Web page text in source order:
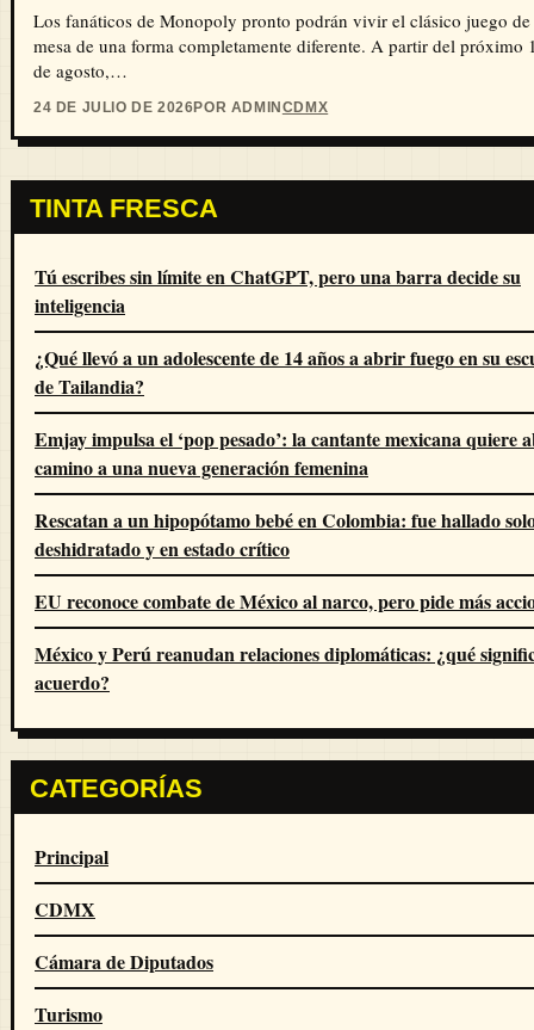
Los fanáticos de Monopoly pronto podrán vivir el clásico juego de
mesa de una forma completamente diferente. A partir del próximo
de agosto,…
24 DE JULIO DE 2026POR ADMIN CDMX
TINTA FRESCA
Tú escribes sin límite en ChatGPT, pero una barra decide su
inteligencia
¿Qué llevó a un adolescente de 14 años a abrir fuego en su
de Tailandia?
Emjay impulsa el ‘pop pesado’: la cantante mexicana quiere
camino a una nueva generación femenina
Rescatan a un hipopótamo bebé en Colombia: fue hallado
deshidratado y en estado crítico
EU reconoce combate de México al narco, pero pide más
México y Perú reanudan relaciones diplomáticas: ¿qué
acuerdo?
CATEGORÍAS
Principal
CDMX
Cámara de Diputados
Turismo